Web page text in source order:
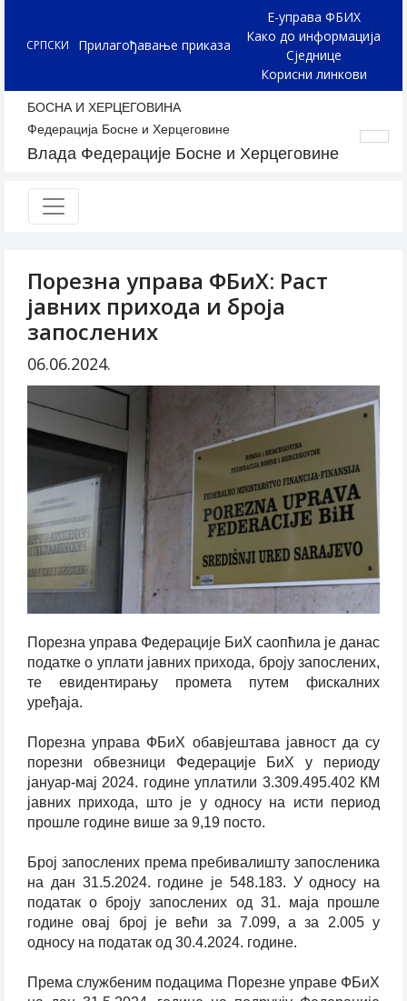
СРПСКИ Прилагођавање приказа
Е-управа ФБИХ
Како до информација
Сједнице
Корисни линкови
БОСНА И ХЕРЦЕГОВИНА
Федерација Босне и Херцеговине
Влада Федерације Босне и Херцеговине
Порезна управа ФБиХ: Раст
јавних прихода и броја
запослених
06.06.2024.
Порезна управа Федерације БиХ саопћила је данас
податке о уплати јавних прихода, броју запослених,
те евидентирању промета путем фискалних
уређаја.
Порезна управа ФБиХ обавјештава јавност да су
порезни обвезници Федерације БиХ у периоду
јануар-мај 2024. године уплатили 3.309.495.402 КМ
јавних прихода, што је у односу на исти период
прошле године више за 9,19 посто.
Број запослених према пребивалишту запосленика
на дан 31.5.2024. године је 548.183. У односу на
податак о броју запослених од 31. маја прошле
године овај број је већи за 7.099, а за 2.005 у
односу на податак од 30.4.2024. године.
Према службеним подацима Порезне управе ФБиХ